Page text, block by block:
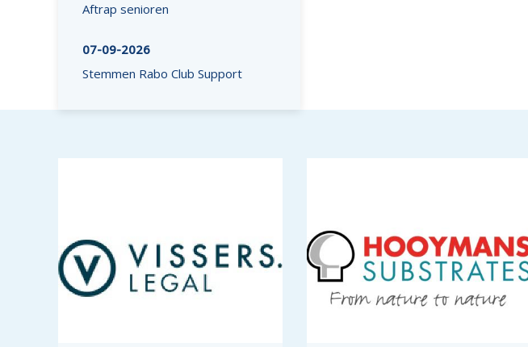
Aftrap senioren
07-09-2026
Stemmen Rabo Club Support